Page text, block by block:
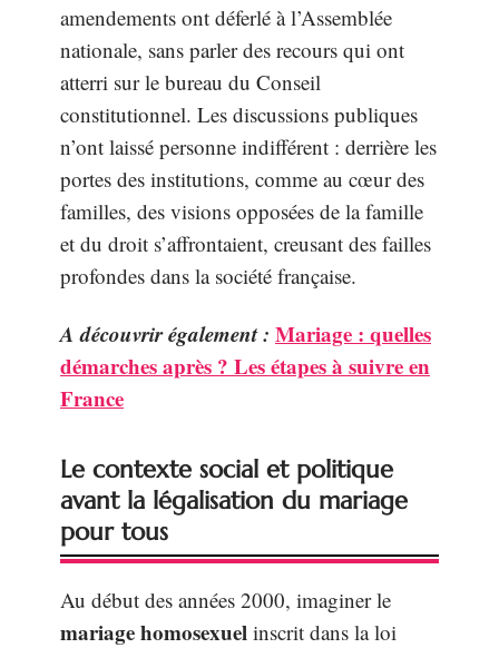
amendements ont déferlé à l’Assemblée
nationale, sans parler des recours qui ont
atterri sur le bureau du Conseil
constitutionnel. Les discussions publiques
n’ont laissé personne indifférent : derrière les
portes des institutions, comme au cœur des
familles, des visions opposées de la famille
et du droit s’affrontaient, creusant des failles
profondes dans la société française.
A découvrir également : Mariage : quelles
démarches après ? Les étapes à suivre en
France
Le contexte social et politique
avant la légalisation du mariage
pour tous
Au début des années 2000, imaginer le
mariage homosexuel inscrit dans la loi